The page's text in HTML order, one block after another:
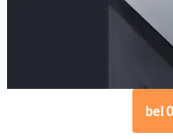
bel